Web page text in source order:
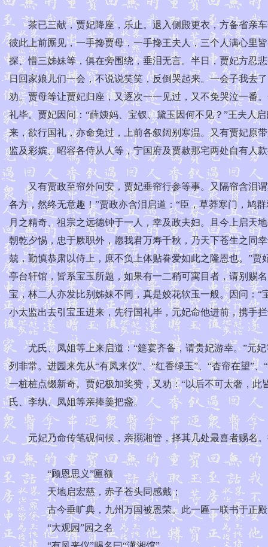
茶已三献，贾妃降座，乐止。退入侧殿更衣，方备省亲车
彼此上前厮见，一手搀贾母，一手搀王夫人，三个人满心里
探、惜三姊妹等，俱在旁围绕，垂泪无言。半日，贾妃方忍
日回家娘儿们一会，不说说笑笑，反倒哭起来。一会子我去
劝。贾母等让贾妃归座，又逐次一一见过，又不免哭泣一番
礼毕。贾妃因问：“薛姨妈、宝钗、黛玉因何不见？”王夫人
来，欲行国礼，亦命免过，上前各叙阔别寒温。又有贾妃原
监及彩嫔、昭容各侍从人等，宁国府及贾赦那宅两处自有人
又有贾政至帘外问安，贾妃垂帘行参等事。又隔帘含泪谓
各方，然终无意趣！”贾政亦含泪启道：“臣，草莽寒门，鸠
月之精奇、祖宗之远德钟于一人，幸及政夫妇。且今上启天
朝乾夕惕，忠于厥职外，愿我君万寿千秋，乃天下苍生之同
兢，勤慎恭肃以侍上，庶不负上体贴眷爱如此之隆恩也。”
亭台轩馆，皆系宝玉所题，如果有一二稍可寓目者，请别赐
宝，林二人亦发比别姊妹不同，真是姣花软玉一般。因问：
小太监出去引宝玉进来，先行国礼毕，元妃命他进前，携
尤氏、凤姐等上来启道：“筵宴齐备，请贵妃游幸。”元妃
列非常。进园来先从“有凤来仪”、“红香绿玉”、“杏帘在望”
一桩桩点缀新奇。贾妃极加奖赞，又劝：“以后不可太奢，
氏、李纨、凤姐等亲捧羹把盏。
元妃乃命传笔砚伺候，亲搦湘管，择其几处最喜者赐名。
“顾恩思义”匾额
天地启宏慈，赤子苍头同感戴；
古今垂旷典，九州万国被恩荣。此一匾一联书于正殿
“大观园”园之名